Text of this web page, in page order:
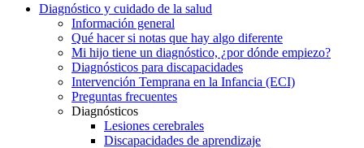
Diagnóstico y cuidado de la salud
Información general
Qué hacer si notas que hay algo diferente
Mi hijo tiene un diagnóstico, ¿por dónde empiezo?
Diagnósticos para discapacidades
Intervención Temprana en la Infancia (ECI)
Preguntas frecuentes
Diagnósticos
Lesiones cerebrales
Discapacidades de aprendizaje